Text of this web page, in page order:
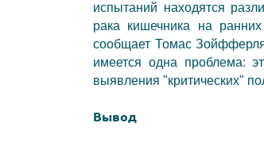
испытаний находятся
рака кишечника на
сообщает Томас
имеется одна проблема:
выявления "критических"
Вывод